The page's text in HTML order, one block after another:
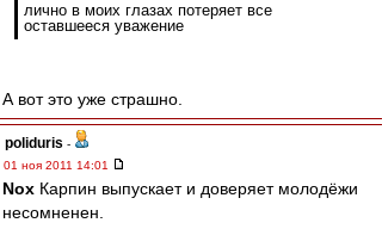
лично в моих глазах потеряет все
оставшееся уважение
А вот это уже страшно.
poliduris -
01 ноя 2011 14:01
Nox Карпин выпускает и доверяет молодёжи
несомненен.